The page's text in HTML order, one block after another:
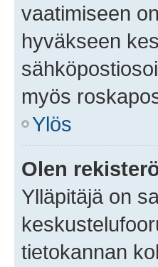
vaatimiseen
hyväkseen
myös
Ylös
Olen
Ylläpitäjä on
tietokannan